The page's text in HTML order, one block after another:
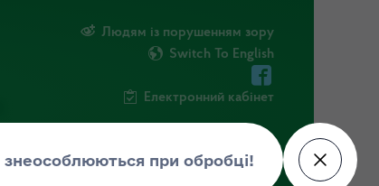
Людям із порушенням зору
Switch To English
Електронний кабінет